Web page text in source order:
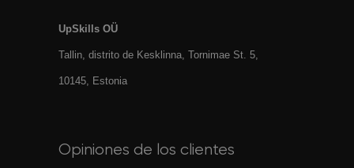
UpSkills OÜ
Tallin, distrito de Kesklinna, Tornimаe St. 5,
10145, Estonia
Opiniones de los clientes